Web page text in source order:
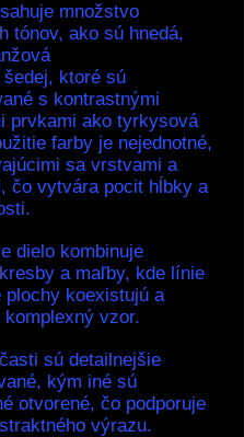
množstvo
tónov, ako sú hnedá,
šedej, ktoré sú
s kontrastnými
prvkami ako tyrkysová
farby je nejednotné,
sa vrstvami a
čo vytvára pocit hĺbky a
dielo kombinuje
a maľby, kde línie
plochy koexistujú a
vzor.
sú detailnejšie
kým iné sú
otvorené, čo podporuje
výrazu.